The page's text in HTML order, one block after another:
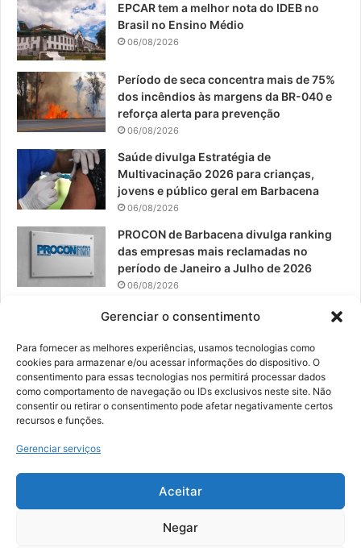
Gerenciar o consentimento
Para fornecer as melhores experiências, usamos tecnologias como
cookies para armazenar e/ou acessar informações do dispositivo. O
consentimento para essas tecnologias nos permitirá processar dados
como comportamento de navegação ou IDs exclusivos neste site. Não
consentir ou retirar o consentimento pode afetar negativamente certos
recursos e funções.
Gerenciar serviços
Aceitar
Negar
b
o
o
k
u
e
a
r
a
EPCAR tem a melhor nota do IDEB no
Brasil no Ensino Médio
06/08/2026
Período de seca concentra mais de 75%
dos incêndios às margens da BR-040 e
reforça alerta para prevenção
06/08/2026
Saúde divulga Estratégia de
Multivacinação 2026 para crianças,
jovens e público geral em Barbacena
06/08/2026
PROCON de Barbacena divulga ranking
das empresas mais reclamadas no
período de Janeiro a Julho de 2026
06/08/2026
Prefeitura convoca organizações de
Resíduos Sólidos
05/08/2026
© 2026, Todos os direitos reservados | Desenvolvido por:
Digital Business| Hospedado por:NP Publicidade
Fale Conosco
Sobre Nós
Política de Segurança e Privacidade